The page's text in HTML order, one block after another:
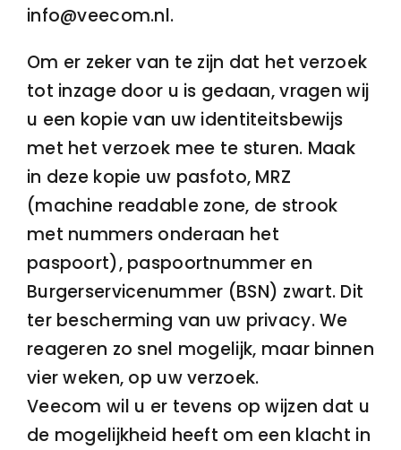
info@veecom.nl.
Om er zeker van te zijn dat het verzoek
tot inzage door u is gedaan, vragen wij
u een kopie van uw identiteitsbewijs
met het verzoek mee te sturen. Maak
in deze kopie uw pasfoto, MRZ
(machine readable zone, de strook
met nummers onderaan het
paspoort), paspoortnummer en
Burgerservicenummer (BSN) zwart. Dit
ter bescherming van uw privacy. We
reageren zo snel mogelijk, maar binnen
vier weken, op uw verzoek.
Veecom wil u er tevens op wijzen dat u
de mogelijkheid heeft om een klacht in